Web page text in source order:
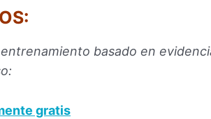
basado en
gratis